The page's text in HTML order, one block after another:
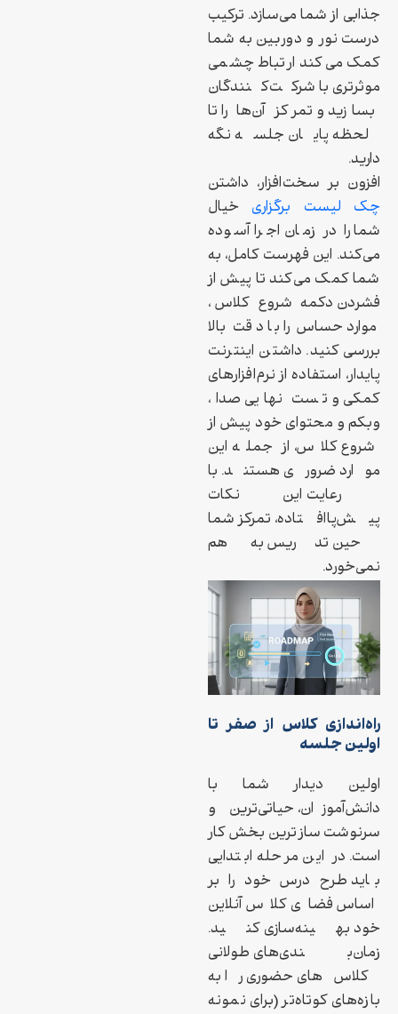
جذابی از شما می‌سازد. ترکیب
درست نور و دوربین به شما
کمک می‌کند ارتباط چشمی
موثرتری با شرکت‌کنندگان
بسازید و تمرکز آن‌ها را تا
لحظه پایان جلسه نگه
دارید.
افزون بر سخت‌افزار، داشتن
چک لیست برگزاری خیال
شما را در زمان اجرا آسوده
می‌کند. این فهرست کامل، به
شما کمک می‌کند تا پیش از
فشردن دکمه شروع کلاس،
موارد حساس را با دقت بالا
بررسی کنید. داشتن اینترنت
پایدار، استفاده از نرم‌افزارهای
کمکی و تست نهایی صدا،
وبکم و محتوای خود پیش از
شروع کلاس، از جمله این
موارد ضروری هستند. با
رعایت این نکات
پیش‌پاافتاده، تمرکز شما
حین تدریس به هم
نمی‌خورد.
راه‌اندازی کلاس از صفر تا
اولین جلسه
اولین دیدار شما با
دانش‌آموزان، حیاتی‌ترین و
سرنوشت‌سازترین بخش کار
است. در این مرحله ابتدایی
باید طرح درس خود را بر
اساس فضای کلاس آنلاین
خود بهینه‌سازی کنید.
زمان‌بندی‌های طولانی
کلاس‌های حضوری را به
بازه‌های کوتاه‌تر (برای نمونه